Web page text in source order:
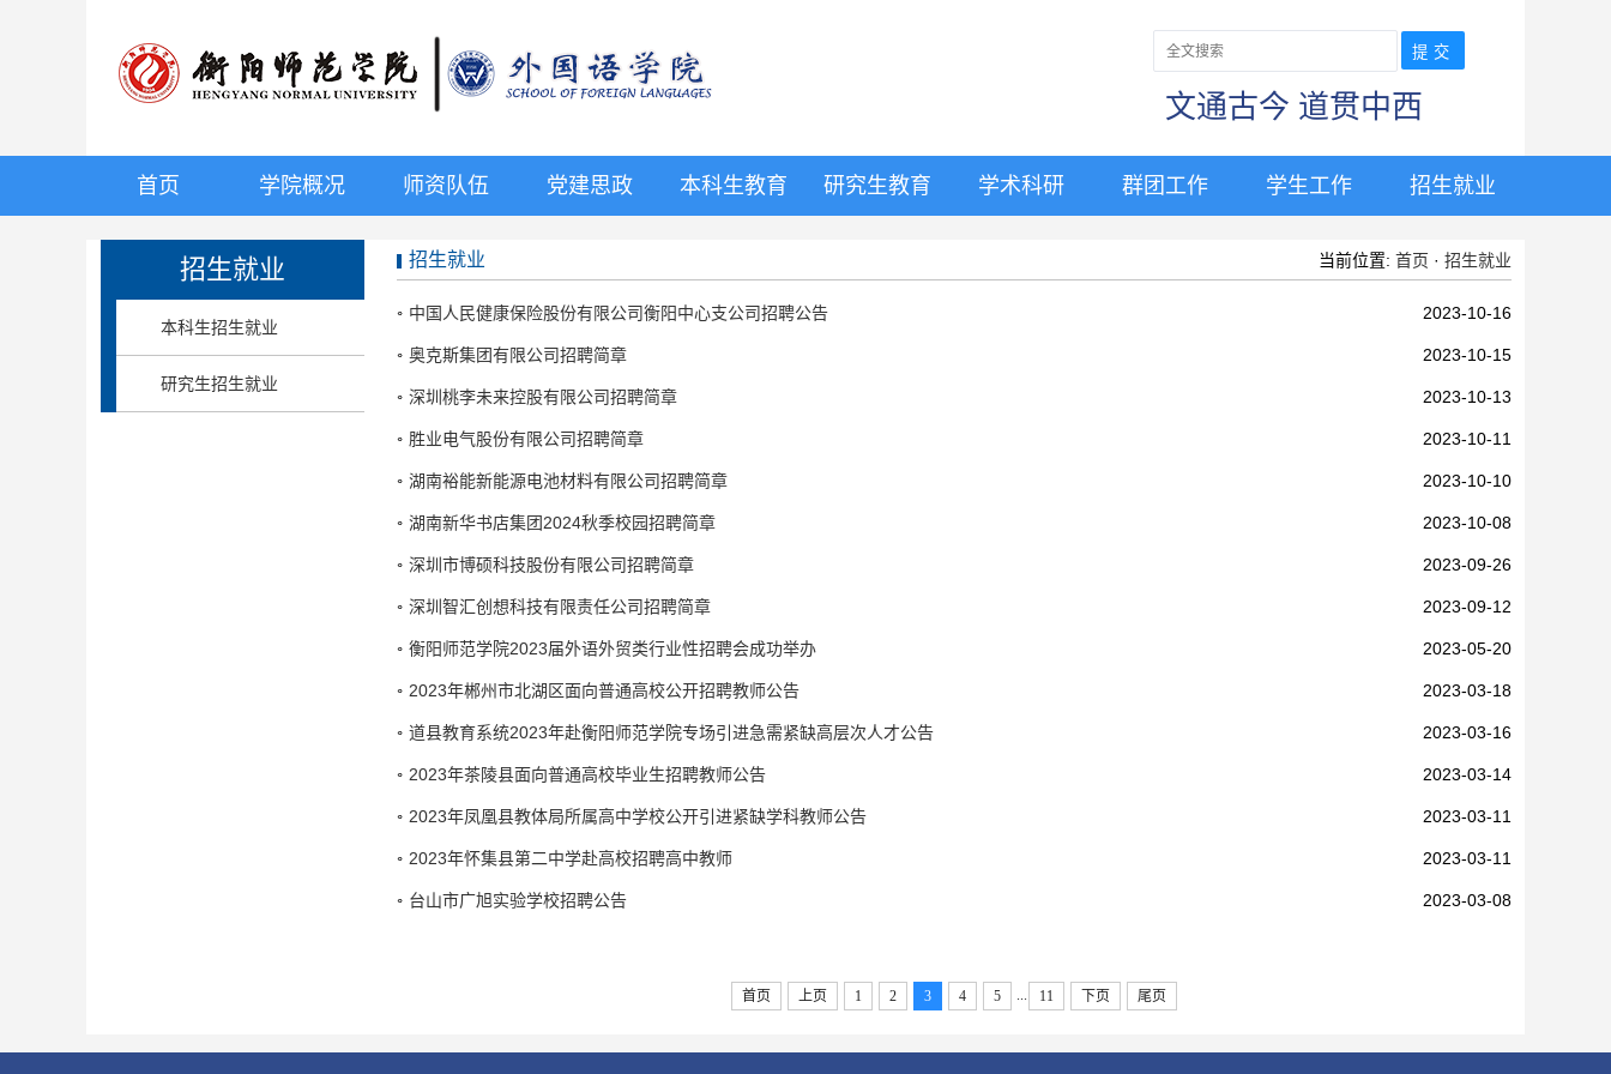
文通古今 道贯中西
首页 学院概况 师资队伍 党建思政 本科生教育 研究生教育 学术科研 群团工作 学生工作 招生就业
招生就业
本科生招生就业
研究生招生就业
招生就业 当前位置: 首页 · 招生就业
中国人民健康保险股份有限公司衡阳中心支公司招聘公告 2023-10-16
奥克斯集团有限公司招聘简章 2023-10-15
深圳桃李未来控股有限公司招聘简章 2023-10-13
胜业电气股份有限公司招聘简章 2023-10-11
湖南裕能新能源电池材料有限公司招聘简章 2023-10-10
湖南新华书店集团2024秋季校园招聘简章 2023-10-08
深圳市博硕科技股份有限公司招聘简章 2023-09-26
深圳智汇创想科技有限责任公司招聘简章 2023-09-12
衡阳师范学院2023届外语外贸类行业性招聘会成功举办 2023-05-20
2023年郴州市北湖区面向普通高校公开招聘教师公告 2023-03-18
道县教育系统2023年赴衡阳师范学院专场引进急需紧缺高层次人才公告 2023-03-16
2023年茶陵县面向普通高校毕业生招聘教师公告 2023-03-14
2023年凤凰县教体局所属高中学校公开引进紧缺学科教师公告 2023-03-11
2023年怀集县第二中学赴高校招聘高中教师 2023-03-11
台山市广旭实验学校招聘公告 2023-03-08
首页 上页 1 2 3 4 5 11 下页 尾页